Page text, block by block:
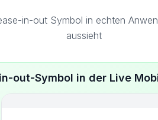
in-out Symbol in echten
aussieht
out-Symbol in der Live